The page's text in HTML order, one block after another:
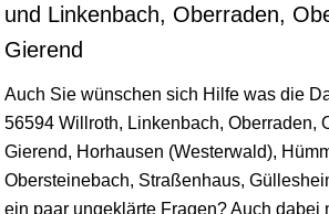
und Linkenbach, Oberraden,
Gierend
Auch Sie wünschen sich Hilfe was die
56594 Willroth, Linkenbach, Oberraden,
Gierend, Horhausen (Westerwald),
Obersteinebach, Straßenhaus,
ein paar ungeklärte Fragen? Auch dabei